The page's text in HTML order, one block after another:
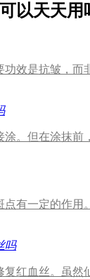
以天天用
效是抗皱，
。但在涂抹
有一定的作
吗
红血丝。虽